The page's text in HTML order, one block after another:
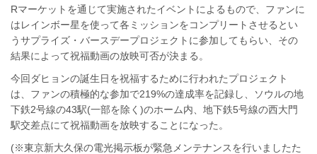
Rマーケットを通じて実施されたイベントによるもので、ファンに
はレインボー星を使って各ミッションをコンプリートさせるとい
うサプライズ・バースデープロジェクトに参加してもらい、その
結果によって祝福動画の放映可否が決まる。
今回ダヒョンの誕生日を祝福するために行われたプロジェクト
は、ファンの積極的な参加で219%の達成率を記録し、ソウルの地
下鉄2号線の43駅(一部を除く)のホーム内、地下鉄5号線の西大門
駅交差点にて祝福動画を放映することになった。
(※東京新大久保の電光掲示板が緊急メンテナンスを行いましたた